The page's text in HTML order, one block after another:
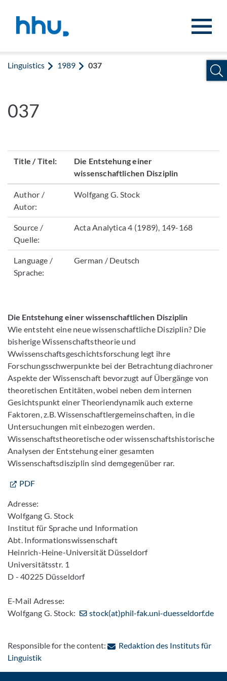
Linguistics 1989 037
037
Title / Titel:
Die Entstehung einer
wissenschaftlichen Disziplin
Author /
Autor:
Wolfgang G. Stock
Source /
Quelle:
Acta Analytica 4 (1989), 149-168
Language /
Sprache:
German / Deutsch
Die Entstehung einer wissenschaftlichen Disziplin
Wie entsteht eine neue wissenschaftliche Disziplin? Die
bisherige Wissenschaftstheorie und
Wwissenschaftsgeschichtsforschung legt ihre
Forschungsschwerpunkte bei der Betrachtung diachroner
Aspekte der Wissenschaft bevorzugt auf Übergänge von
theoretischen Entitäten, wobei neben dem internen
Gesichtspunkt einer Theoriendynamik auch externe
Faktoren, z.B. Wissenschaftlergemeinschaften, in die
Untersuchungen mit einbezogen werden.
Wissenschaftstheoretische oder wissenschaftshistorische
Analysen der Entstehung einer gesamten
Wissenschaftsdisziplin sind demgegenüber rar.
PDF
Adresse:
Wolfgang G. Stock
Institut für Sprache und Information
Abt. Informationswissenschaft
Heinrich-Heine-Universität Düsseldorf
Universitätsstr. 1
D - 40225 Düsseldorf
E-Mail Adresse:
Wolfgang G. Stock:
stock(at)phil-fak.uni-duesseldorf.de
Responsible for the content:
Redaktion des Instituts für
Linguistik: Contact by e-mail